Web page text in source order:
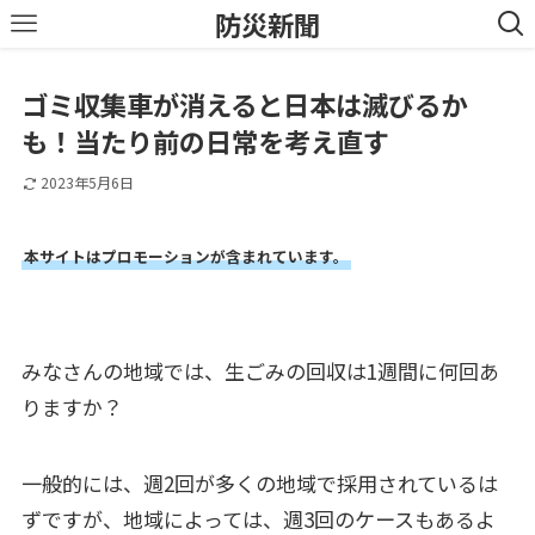
防災新聞
ゴミ収集車が消えると日本は滅びるか
も！当たり前の日常を考え直す
2023年5月6日
本サイトはプロモーションが含まれています。
みなさんの地域では、生ごみの回収は1週間に何回あ
りますか？
一般的には、週2回が多くの地域で採用されているは
ずですが、地域によっては、週3回のケースもあるよ